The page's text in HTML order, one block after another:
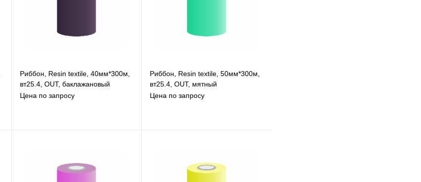
Риббон, Resin textile, 40мм*300м,
вт25.4, OUT, баклажановый
Цена по запросу
К сравнению
Под заказ
Риббон, Resin textile, 50мм*300м,
вт25.4, OUT, мятный
Цена по запросу
К сравнению
Под заказ